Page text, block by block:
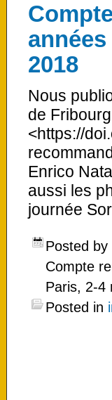
2018
Nous
de
<https://
Enrico
aussi les
journée
Posted
Compte
Paris, 2-4
Posted in